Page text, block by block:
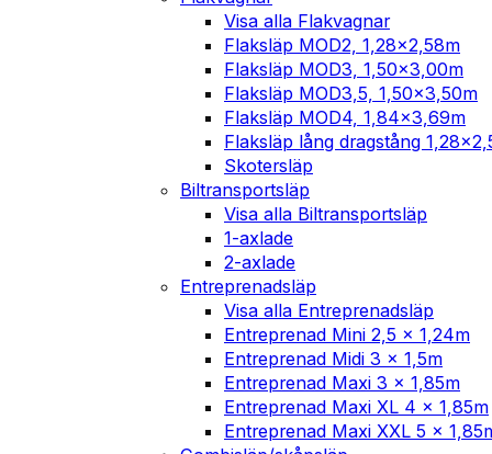
Visa alla Flakvagnar
Flaksläp MOD2, 1,28×2,58m
Flaksläp MOD3, 1,50×3,00m
Flaksläp MOD3,5, 1,50×3,50m
Flaksläp MOD4, 1,84×3,69m
Flaksläp lång dragstång
Skotersläp
Biltransportsläp
Visa alla Biltransportsläp
1-axlade
2-axlade
Entreprenadsläp
Visa alla Entreprenadsläp
Entreprenad Mini 2,5 x 1,24m
Entreprenad Midi 3 x 1,5m
Entreprenad Maxi 3 x 1,85m
Entreprenad Maxi XL 4 x 1,85m
Entreprenad Maxi XXL 5 x